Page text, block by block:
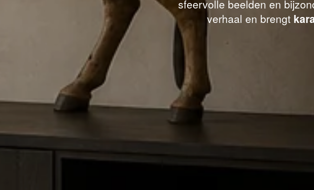
sfeervolle beelden en
verhaal en brengt